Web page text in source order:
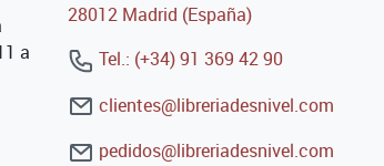
a
28012 Madrid (España)
Tel.: (+34) 91 369 42 90
clientes@libreriadesnivel.com
pedidos@libreriadesnivel.com